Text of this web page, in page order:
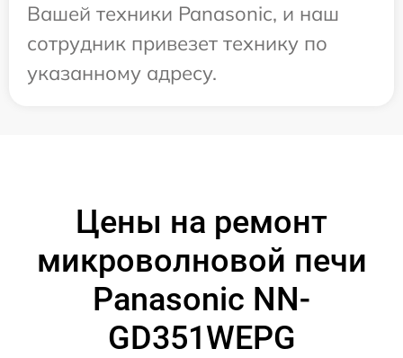
Вашей техники Panasonic, и наш
сотрудник привезет технику по
указанному адресу.
Цены на ремонт
микроволновой печи
Panasonic NN-
GD351WEPG